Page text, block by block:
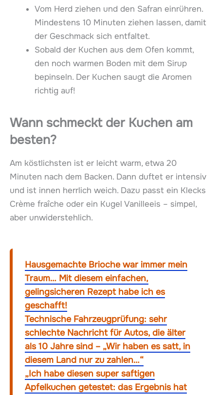
Vom Herd ziehen und den Safran einrühren.
Mindestens 10 Minuten ziehen lassen, damit
der Geschmack sich entfaltet.
Sobald der Kuchen aus dem Ofen kommt,
den noch warmen Boden mit dem Sirup
bepinseln. Der Kuchen saugt die Aromen
richtig auf!
Wann schmeckt der Kuchen am
besten?
Am köstlichsten ist er leicht warm, etwa 20
Minuten nach dem Backen. Dann duftet er intensiv
und ist innen herrlich weich. Dazu passt ein Klecks
Crème fraîche oder ein Kugel Vanilleeis – simpel,
aber unwiderstehlich.
Hausgemachte Brioche war immer mein
Traum… Mit diesem einfachen,
gelingsicheren Rezept habe ich es
geschafft!
Technische Fahrzeugprüfung: sehr
schlechte Nachricht für Autos, die älter
als 10 Jahre sind – „Wir haben es satt, in
diesem Land nur zu zahlen…“
„Ich habe diesen super saftigen
Apfelkuchen getestet: das Ergebnis hat